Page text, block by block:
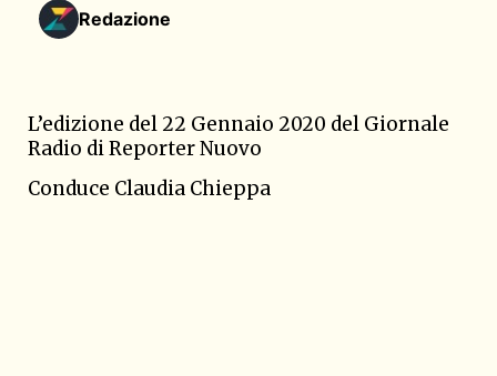
Redazione
L’edizione del 22 Gennaio 2020 del Giornale
Radio di Reporter Nuovo
Conduce Claudia Chieppa